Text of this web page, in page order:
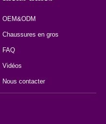
OEM&ODM
Chaussures en gros
FAQ
Vidéos
Nous contacter